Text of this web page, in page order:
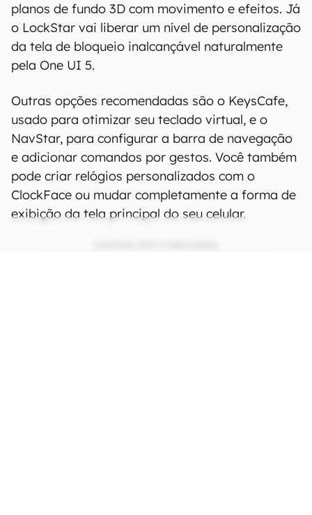
planos de fundo 3D com movimento e efeitos. Já
o LockStar vai liberar um nível de personalização
da tela de bloqueio inalcançável naturalmente
pela One UI 5.
Outras opções recomendadas são o KeysCafe,
usado para otimizar seu teclado virtual, e o
NavStar, para configurar a barra de navegação
e adicionar comandos por gestos. Você também
pode criar relógios personalizados com o
ClockFace ou mudar completamente a forma de
exibição da tela principal do seu celular.